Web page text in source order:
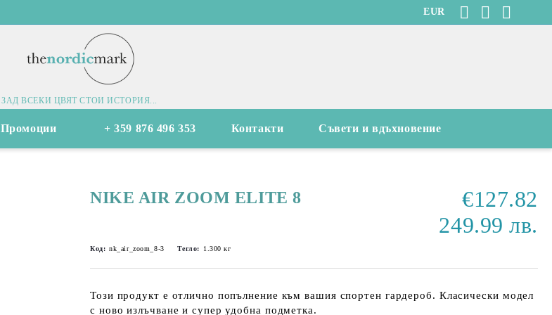
EUR
ЗАД ВСЕКИ ЦВЯТ СТОИ ИСТОРИЯ...
Промоции + 359 876 496 353 Контакти Съвети и вдъхновение
NIKE AIR ZOOM ELITE 8
€127.82
249.99 лв.
Код: nk_air_zoom_8-3 Тегло: 1.300 кг
Този продукт е отлично попълнение към вашия спортен гардероб. Класически модел
с ново излъчване и супер удобна подметка.